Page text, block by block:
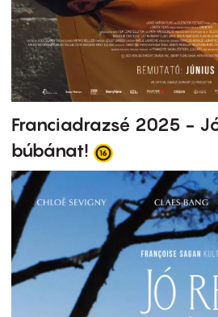
Franciadrazsé 2025 -
búbánat!